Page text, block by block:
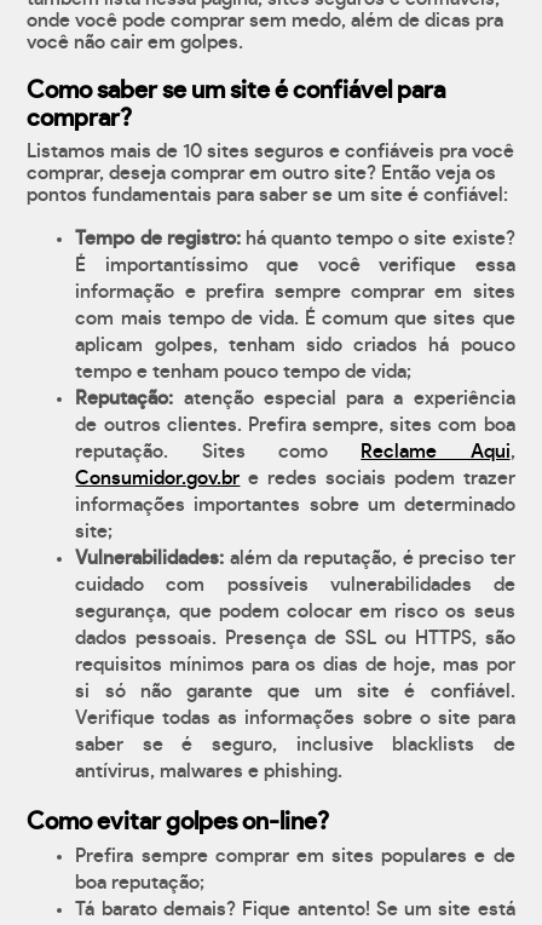
onde você pode comprar sem medo, além de dicas pra
você não cair em golpes.
Como saber se um site é confiável para
comprar?
Listamos mais de 10 sites seguros e confiáveis pra você
comprar, deseja comprar em outro site? Então veja os
pontos fundamentais para saber se um site é confiável:
Tempo de registro:há quanto tempo o site existe?
É importantíssimo que você verifique essa
informação e prefira sempre comprar em sites
com mais tempo de vida. É comum que sites que
aplicam golpes, tenham sido criados há pouco
tempo e tenham pouco tempo de vida;
Reputação: atenção especial para a experiência
de outros clientes. Prefira sempre, sites com boa
reputação. Sites como
Reclame Aqui,
Consumidor.gov.br e redes sociais podem trazer
informações importantes sobre um determinado
site;
Vulnerabilidades: além da reputação, é preciso ter
cuidado com possíveis vulnerabilidades de
segurança, que podem colocar em risco os seus
dados pessoais. Presença de SSL ou HTTPS, são
requisitos mínimos para os dias de hoje, mas por
si só não garante que um site é confiável.
Verifique todas as informações sobre o site para
saber se é seguro, inclusive blacklists de
antívirus, malwares e phishing.
Como evitar golpes on-line?
Prefira sempre comprar em sites populares e de
boa reputação;
Tá barato demais? Fique antento! Se um site está